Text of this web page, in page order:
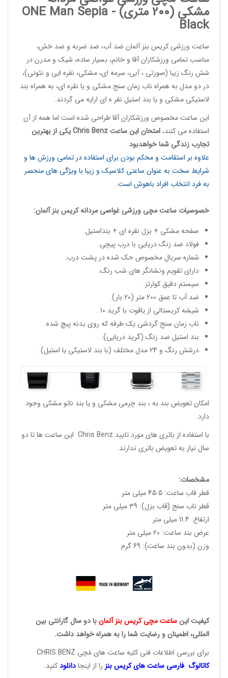
مشکی (200 متری) - ONE Man Sepia
Black
ساعت ورزشی کریس بنز آلمان ضد آب، ضد ضربه و ضد خش،
مناسب تمامی ورزشکاران آقا و خانم، بسیار ساده، شیک و مدرن در
شش رنگ زیبا (صورتی ، آبی، سرمه ای، مشکی، نقره ایی و نئونی)،
در دو مدل به همراه ناب زمان سنج مشکی و یا نقره ای، به همراه بند
لاستیکی مشکی و یا بند استیل نقر ه ای ارایه می گردند.
این ساعت مخصوص ورزشکاران آقاطراحی شده است اما همه از آن
استفاده می کنند، امتحان این ساعتChris Benzیکی از بهترین
تجارب زندگی شما خواهدبود.
علاوه بر استقامت و محکم بودن برای استفاده در تمامی ورزش ها و
شرایط سخت به عنوان ساعتی کلاسیک و زیبا با ویژگی های منحصر
به فرد انتخاب افراد باهوش است.
خصوصیات ساعت مچی ورزشی غواصی مردانهکریس بنز آلمان:
صفحه مشکی + بزل نقره ای + بنداستیل.
فولاد ضد زنگ دریایی با درب پیچی.
شماره سریال مخصوص حک شده در پشت درب.
دارای تقویم ونشانگر های شب رنگ.
سیستم دقیق کوارتز.
ضد آب تا عمق 200 متر (20 بار).
شیشه کریستالی از یاقوت با گرید 10 .
ناب زمان سنج گردشی یک طرفه که روی بدنه پیچ شده.
بند استیل ضد زنگ (گرید دریایی).
درشش رنگ و 24 مدل مختلف (با بند لاستیکی یا استیل).
امکان تعویض بند به ، بند چرمی مشکی و یا بند ناتو مشکی وجود
دارد.
با استفاده از باتری های مورد تایید Chris Benz این ساعت ها تا دو
سال نیاز به تعویض باتری ندارند.
مشخصات:
قطر قاب ساعت: 45.5 میلی متر
قطر ناب سنج (قاب بزل): 39 میلی متر
ارتفاع: 11.4 میلی متر
عرض بند ساعت: 20 میلی متر
وزن (بدون بند ساعت): 69 گرم
کیفیت اینساعت مچی کریسبنز آلمانبا دو سال گارانتی بین
المللی، اطمینان و رضایت شما را به همراه خواهد داشت.
برای بررسی اطلاعات فنی کلیه ساعت های مُچی CHRIS BENZ
کاتالوگ فارسی ساعت هایکریس بنز را از اینجادانلودکنید.